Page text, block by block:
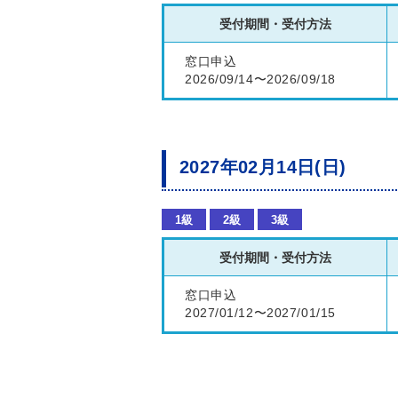
受付期間・受付方法
窓口申込
2026/09/14〜2026/09/18
2027年02月14日(日)
1級 2級 3級
受付期間・受付方法
窓口申込
2027/01/12〜2027/01/15